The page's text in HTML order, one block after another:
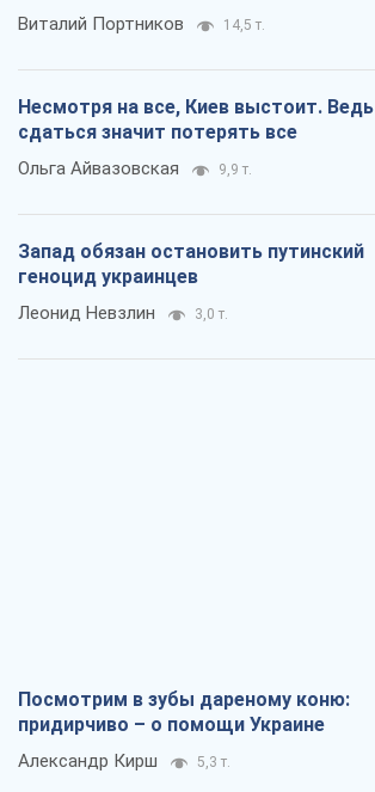
Виталий Портников 14,5 т.
Несмотря на все, Киев выстоит. Ведь
сдаться значит потерять все
Ольга Айвазовская 9,9 т.
Запад обязан остановить путинский
геноцид украинцев
Леонид Невзлин 3,0 т.
Посмотрим в зубы дареному коню:
придирчиво – о помощи Украине
Александр Кирш 5,3 т.